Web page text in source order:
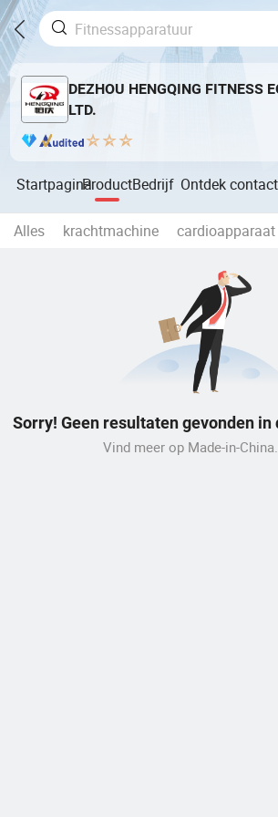
DEZHOU HENGQING FITNESS
LTD.
StartpaginaProductBedrijf Ontdekcontact
Alles krachtmachine cardioapparaat
Sorry! Geen resultaten gevonden in
Vind meer op Made-in-